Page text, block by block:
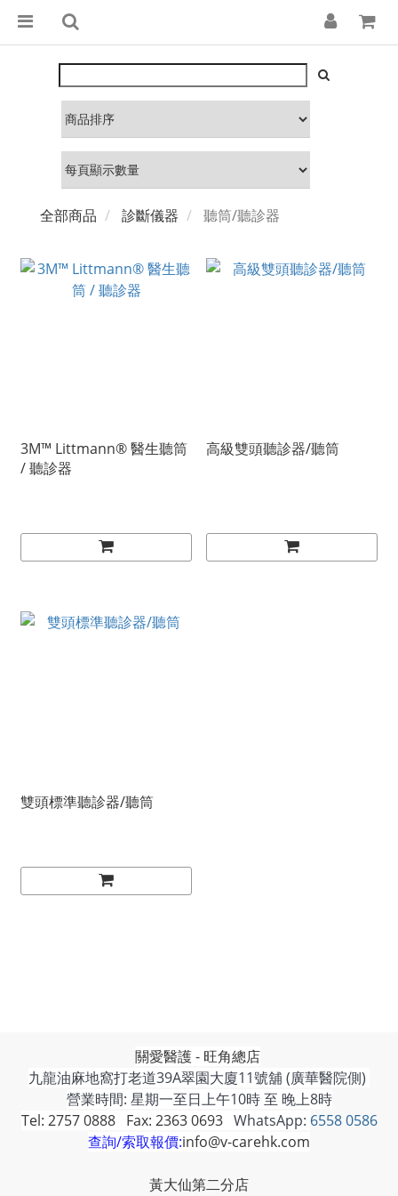
全部商品 診斷儀器 聽筒/聽診器
3M™ Littmann® 醫生聽筒
/ 聽診器
高級雙頭聽診器/聽筒
雙頭標準聽診器/聽筒
關愛醫護 - 旺角總店
九龍油麻地窩打老道39A翠園大廈11號舖 (廣華醫院側)
營業時間: 星期一至日上午10時 至 晚上8時
Tel: 2757 0888 Fax: 2363 0693WhatsApp: 6558 0586
查詢/索取報價:info@v-carehk.com
黃大仙第二分店